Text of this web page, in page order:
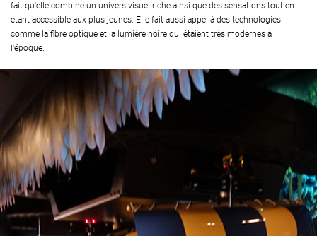
fait qu'elle combine un univers visuel riche ainsi que des sensations tout en
étant accessible aux plus jeunes. Elle fait aussi appel à des technologies
comme la fibre optique et la lumière noire qui étaient très modernes à
l'époque.